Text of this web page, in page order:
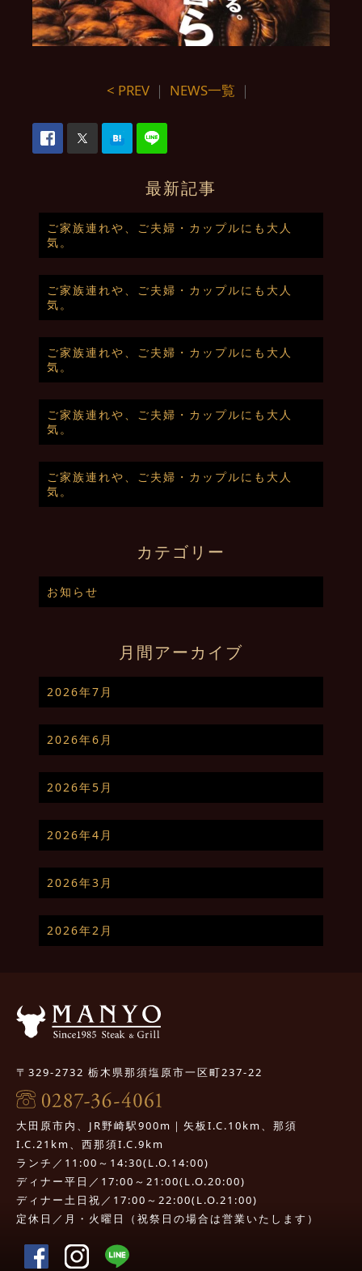
< PREV ｜ NEWS一覧 ｜
最新記事
ご家族連れや、ご夫婦・カップルにも大人
気。
ご家族連れや、ご夫婦・カップルにも大人
気。
ご家族連れや、ご夫婦・カップルにも大人
気。
ご家族連れや、ご夫婦・カップルにも大人
気。
ご家族連れや、ご夫婦・カップルにも大人
気。
カテゴリー
お知らせ
月間アーカイブ
2026年7月
2026年6月
2026年5月
2026年4月
2026年3月
2026年2月
〒329-2732 栃木県那須塩原市一区町237-22
大田原市内、JR野崎駅900m｜矢板I.C.10km、那須
I.C.21km、西那須I.C.9km
ランチ／11:00～14:30(L.O.14:00)
ディナー平日／17:00～21:00(L.O.20:00)
ディナー土日祝／17:00～22:00(L.O.21:00)
定休日／月・火曜日（祝祭日の場合は営業いたします）